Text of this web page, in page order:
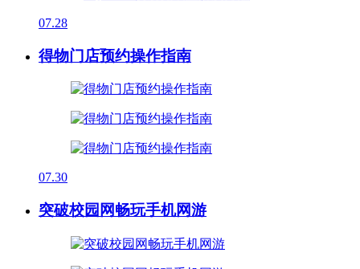
07.28
得物门店预约操作指南
07.30
突破校园网畅玩手机网游